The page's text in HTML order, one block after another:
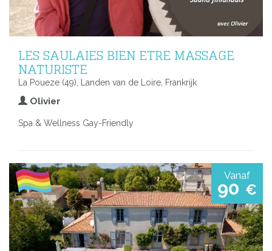
LES SAULAIES BIEN ETRE MASSAGE
NATURISTE
La Poueze (49), Landen van de Loire, Frankrijk
Olivier
Spa & Wellness Gay-Friendly
Vanaf
90 €